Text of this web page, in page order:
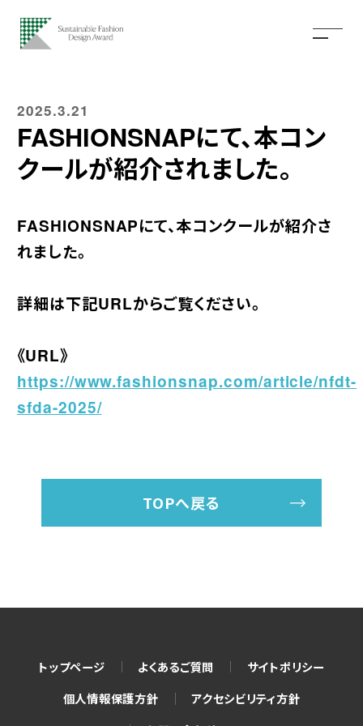
2025.3.21
FASHIONSNAPにて、本コン
クールが紹介されました。
FASHIONSNAPにて、本コンクールが紹介さ
れました。
詳細は下記URLからご覧ください。
《URL》
https://www.fashionsnap.com/article/nfdt-
sfda-2025/
TOPへ戻る
トップページ よくあるご質問
サイトポリシー
個人情報保護方針
アクセシビリティ方針